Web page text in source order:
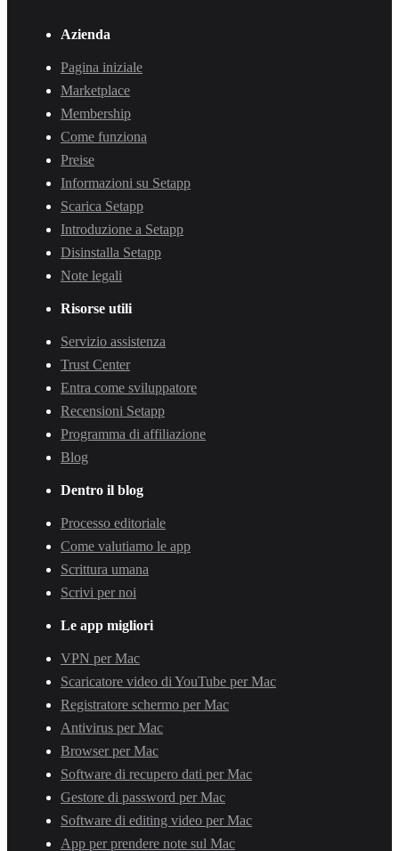
Azienda
Pagina iniziale
Marketplace
Membership
Come funziona
Preise
Informazioni su Setapp
Scarica Setapp
Introduzione a Setapp
Disinstalla Setapp
Note legali
Risorse utili
Servizio assistenza
Trust Center
Entra come sviluppatore
Recensioni Setapp
Programma di affiliazione
Blog
Dentro il blog
Processo editoriale
Come valutiamo le app
Scrittura umana
Scrivi per noi
Le app migliori
VPN per Mac
Scaricatore video di YouTube per Mac
Registratore schermo per Mac
Antivirus per Mac
Browser per Mac
Software di recupero dati per Mac
Gestore di password per Mac
Software di editing video per Mac
App per prendere note sul Mac